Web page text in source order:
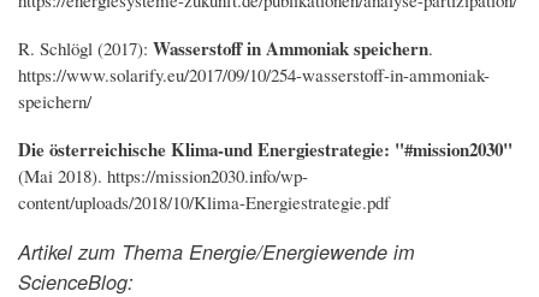
R. Schlögl (2017): Wasserstoff in Ammoniak speichern.
https://www.solarify.eu/2017/09/10/254-wasserstoff-in-ammoniak-
speichern/
Die österreichische Klima-und Energiestrategie: "#mission2030"
(Mai 2018). https://mission2030.info/wp-
content/uploads/2018/10/Klima-Energiestrategie.pdf
Artikel zum Thema Energie/Energiewende im
ScienceBlog: